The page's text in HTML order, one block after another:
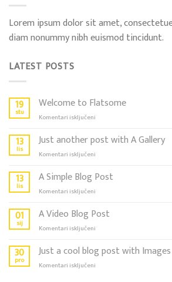
Lorem ipsum dolor sit amet,
diam nonummy nibh euismod tincidunt.
LATEST POSTS
19
stu
Welcome to Flatsome
Komentari isključeni
to
Flatsome
13
lis
Just another post with A Gallery
Komentari isključeni
another
post
Gallery
13
lis
A Simple Blog Post
Komentari isključeni
Simple
Blog
01
sij
A Video Blog Post
Komentari isključeni
Video
Blog
30
pro
Just a cool blog post with Images
Komentari isključeni